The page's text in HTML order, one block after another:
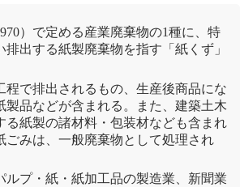
）で定める産業廃棄物の1種に、特
排出する紙製廃棄物を指す「紙くず」
程で排出されるもの、生産後商品にな
製品などが含まれる。また、建築土木
る紙製の諸材料・包装材なども含まれ
ごみは、一般廃棄物として処理され
ルプ・紙・紙加工品の製造業、新聞業